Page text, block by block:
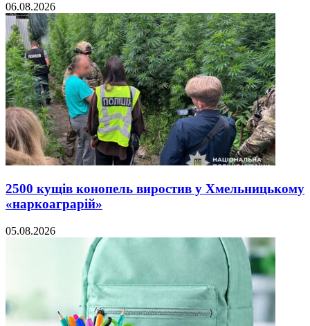
06.08.2026
2500 кущів конопель виростив у Хмельницькому
«наркоаграрій»
05.08.2026